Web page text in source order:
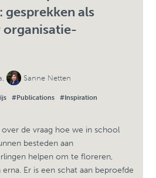
als
, Sanne Netten
#Publications #Inspiration
de vraag hoe we in school
besteden aan
helpen om te floreren,
Er is een schat aan beproefde